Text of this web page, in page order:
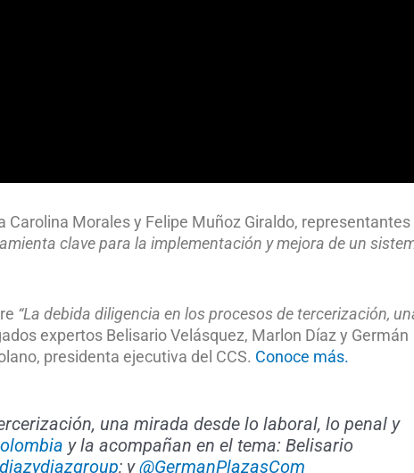
Morales y Felipe Muñoz Giraldo, representantes
clave para la implementación y mejora de un
“La debida diligencia en los procesos de tercerización,
expertos Belisario Velásquez, Marlon Díaz y Germán
presidenta ejecutiva del CCS. Conoce más.
una mirada desde lo laboral, lo penal y
y la acompañan en el tema: Belisario
; y@GermanPlazasCom